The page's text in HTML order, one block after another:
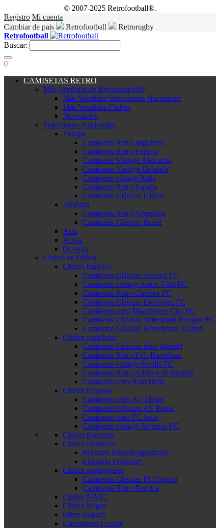
© 2007-2025 Retrofootball®.
Registro Mi cuenta
Cambiar de pais
Retrofootball
Retrorugby
Retrofootball
Buscar:
0
CAMISETAS RETRO
Más Vendidas de Retrofootball®
Más Vendidas Selecciones Nacionales
Más Vendidas Clubes
Novedades
Selecciones Nacionales
Europa
Camisetas Retro Inglaterra
Camisetas Retro Francia
Camisetas Vintage Alemania
Camisetas Vintage Holanda
Camisetas vintage Italia
Camisetas Retro España
Camisetas Clásicas URSS
América
Camisetas Retro Argentina
Camisetas Clásicas Brasil
Asia
África
Oceanía
Clubes de Fútbol
Clubes ingleses
Camisetas Clásicas Arsenal FC
Camisetas vintage Aston Villa FC
Camisetas Retro Chelsea FC
Camisetas Clásicas Liverpool FC
Camisetas retro Manchester City FC
Camisetas Clasicas Tottenham Hotspur FC
Camisetas Clásicas Manchester United
Clubes españoles
Camisetas Clásicas Real Madrid
Camisetas Retro F.C. Barcelona
Camisetas vintage Sevilla FC
Camisetas Retro Atlético de Madrid
Camisetas retro Real Betis
Clubes italianos
Camisetas retro AC Milan
Camisetas Clásicas AS Roma
Camisetas retro FC Inter
Camisetas vintage Juventus FC
Clubes franceses
Clubes alemanes
Borussia Mönchengladbach
Eintracht Frankfurt
Clubes portugueses
Camisetas Clásicas FC Oporto
Camisetas Retro Benfica
Clubes NASL
Clubes belgas
Other leagues
Champions League